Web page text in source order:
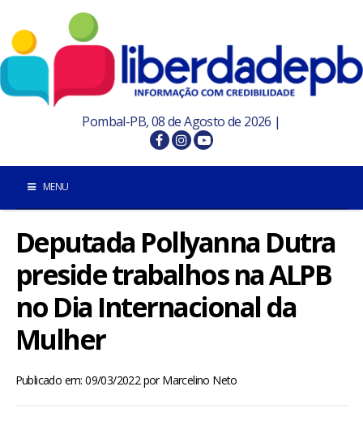
Pombal-PB, 08 de Agosto de 2026 |
MENU
INÍCIO
POMBAL E REGIÃO
Deputada Pollyanna Dutra
preside trabalhos na ALPB
no Dia Internacional da
Mulher
Publicado em: 09/03/2022porMarcelino Neto